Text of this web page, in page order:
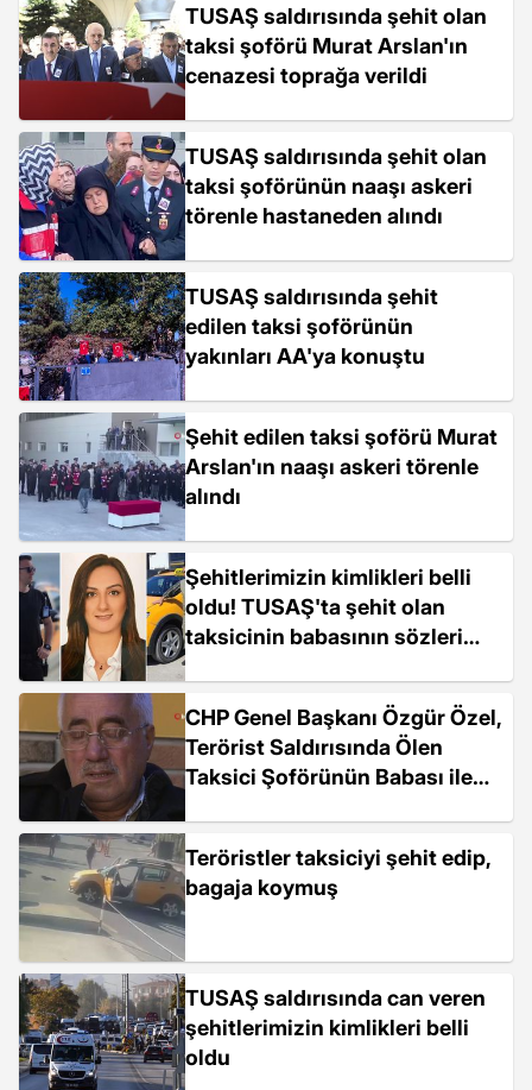
TUSAŞ saldırısında şehit olan
taksi şoförü Murat Arslan'ın
cenazesi toprağa verildi
TUSAŞ saldırısında şehit olan
taksi şoförünün naaşı askeri
törenle hastaneden alındı
TUSAŞ saldırısında şehit
edilen taksi şoförünün
yakınları AA'ya konuştu
Şehit edilen taksi şoförü Murat
Arslan'ın naaşı askeri törenle
alındı
Şehitlerimizin kimlikleri belli
oldu! TUSAŞ'ta şehit olan
taksicinin babasının sözleri
CHP Genel Başkanı Özgür Özel,
Terörist Saldırısında Ölen
Taksici Şoförünün Babası ile
Teröristler taksiciyi şehit edip,
bagaja koymuş
TUSAŞ saldırısında can veren
şehitlerimizin kimlikleri belli
oldu